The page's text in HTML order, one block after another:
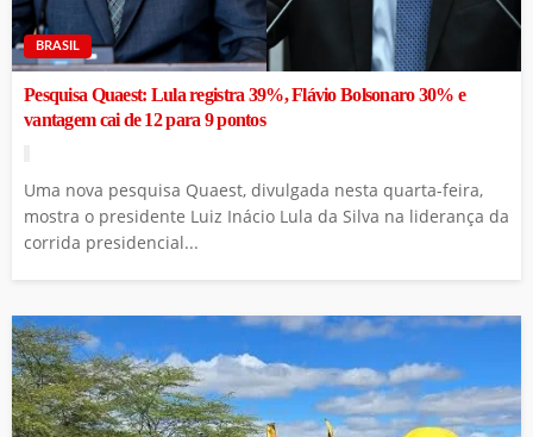
BRASIL
Pesquisa Quaest: Lula registra 39%, Flávio Bolsonaro 30% e
vantagem cai de 12 para 9 pontos
Uma nova pesquisa Quaest, divulgada nesta quarta-feira,
mostra o presidente Luiz Inácio Lula da Silva na liderança da
corrida presidencial...